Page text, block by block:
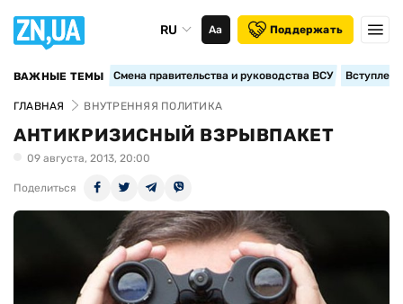
RU Аа Поддержать
ВАЖНЫЕ ТЕМЫ Смена правительства и руководства ВСУ
ГЛАВНАЯ ВНУТРЕННЯЯ ПОЛИТИКА
АНТИКРИЗИСНЫЙ ВЗРЫВПАКЕТ
09 августа, 2013, 20:00
Поделиться